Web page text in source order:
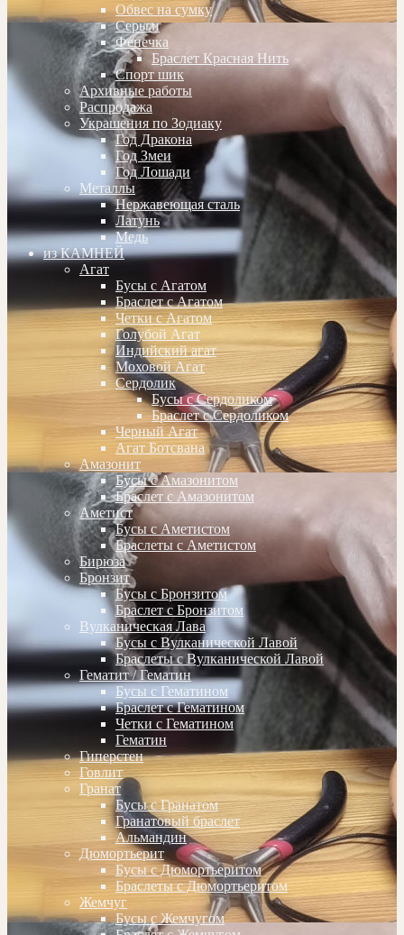
Обвес на сумку
Серьги
Фенечка
Браслет Красная Нить
Спорт шик
Архивные работы
Распродажа
Украшения по Зодиаку
Год Дракона
Год Змеи
Год Лошади
Металлы
Нержавеющая сталь
Латунь
Медь
из КАМНЕЙ
Агат
Бусы с Агатом
Браслет с Агатом
Четки с Агатом
Голубой Агат
Индийский агат
Моховой Агат
Сердолик
Бусы с Сердоликом
Браслет с Сердоликом
Черный Агат
Агат Ботсвана
Амазонит
Бусы с Амазонитом
Браслет с Амазонитом
Аметист
Бусы с Аметистом
Браслеты с Аметистом
Бирюза
Бронзит
Бусы с Бронзитом
Браслет с Бронзитом
Вулканическая Лава
Бусы с Вулканической Лавой
Браслеты с Вулканической Лавой
Гематит / Гематин
Бусы с Гематином
Браслет с Гематином
Четки с Гематином
Гематин
Гиперстен
Говлит
Гранат
Бусы с Гранатом
Гранатовый браслет
Альмандин
Дюмортьерит
Бусы с Дюмортьеритом
Браслеты с Дюмортьеритом
Жемчуг
Бусы с Жемчугом